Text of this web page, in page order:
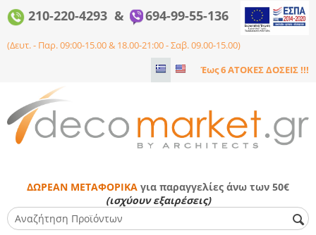
210-220-4293 & 694-99-55-136
(Δευτ. - Παρ. 09:00-15.00 & 18.00-21:00 - Σαβ. 09.00-15.00)
Έως 6 ΑΤΟΚΕΣ ΔΟΣΕΙΣ !!!
ΔΩΡΕΑΝ ΜΕΤΑΦΟΡΙΚΑ για παραγγελίες άνω των 50€
(ισχύουν εξαιρέσεις)